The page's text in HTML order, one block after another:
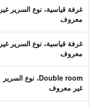
غرفة قياسية، نوع السرير غير
معروف
غرفة قياسية، نوع السرير غير
معروف
Double room، نوع السرير
غير معروف